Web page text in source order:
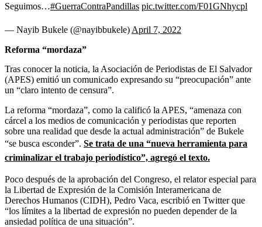
Seguimos…#GuerraContraPandillas pic.twitter.com/F01GNhycpl
— Nayib Bukele (@nayibbukele) April 7, 2022
Reforma “mordaza”
Tras conocer la noticia, la Asociación de Periodistas de El Salvador
(APES) emitió un comunicado expresando su “preocupación” ante
un “claro intento de censura”.
La reforma “mordaza”, como la calificó la APES, “amenaza con
cárcel a los medios de comunicación y periodistas que reporten
sobre una realidad que desde la actual administración” de Bukele
“se busca esconder”. Se trata de una “nueva herramienta para
criminalizar el trabajo periodístico”, agregó el texto.
Poco después de la aprobación del Congreso, el relator especial para
la Libertad de Expresión de la Comisión Interamericana de
Derechos Humanos (CIDH), Pedro Vaca, escribió en Twitter que
“los límites a la libertad de expresión no pueden depender de la
ansiedad política de una situación”.